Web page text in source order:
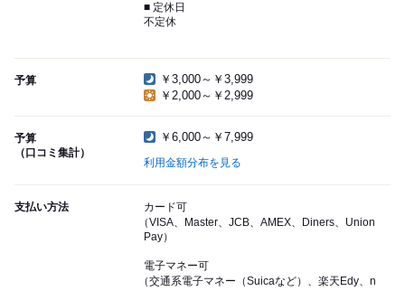
■ 定休日
不定休
予算
￥3,000～￥3,999
￥2,000～￥2,999
予算
（口コミ集計）
￥6,000～￥7,999
利用金額分布を見る
支払い方法
カード可
（VISA、Master、JCB、AMEX、Diners、Union
Pay）
電子マネー可
（交通系電子マネー（Suicaなど）、楽天Edy、n